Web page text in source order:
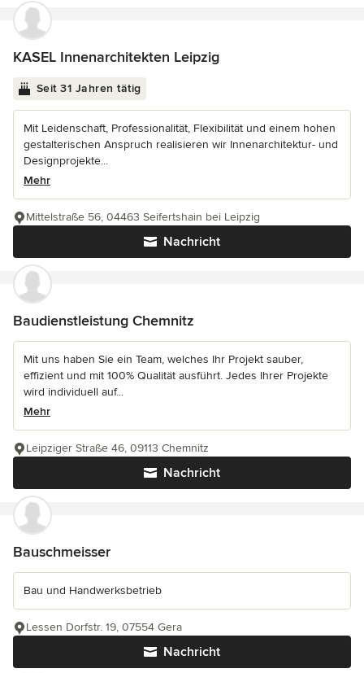
KASEL Innenarchitekten Leipzig
Seit 31 Jahren tätig
Mit Leidenschaft, Professionalität, Flexibilität und einem hohen
gestalterischen Anspruch realisieren wir Innenarchitektur- und
Designprojekte...
Mehr
Nachricht
Mittelstraße 56, 04463 Seifertshain bei Leipzig
Baudienstleistung Chemnitz
Mit uns haben Sie ein Team, welches Ihr Projekt sauber,
effizient und mit 100% Qualität ausführt. Jedes Ihrer Projekte
wird individuell auf...
Mehr
Nachricht
Leipziger Straße 46, 09113 Chemnitz
Bauschmeisser
Bau und Handwerksbetrieb
Nachricht
Lessen Dorfstr. 19, 07554 Gera